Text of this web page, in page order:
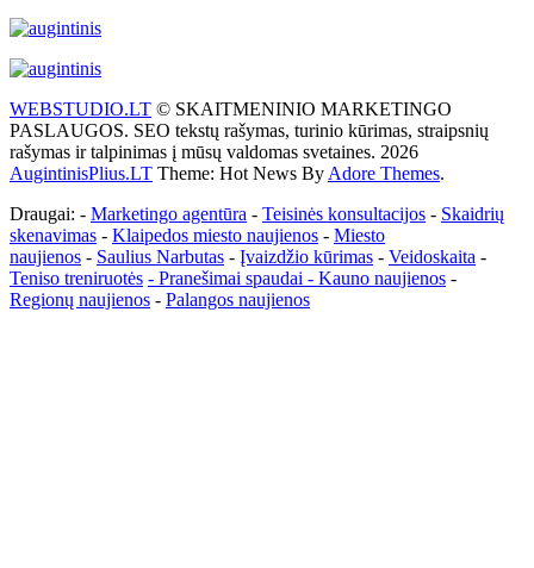
WEBSTUDIO.LT © SKAITMENINIO MARKETINGO
PASLAUGOS. SEO tekstų rašymas, turinio kūrimas, straipsnių
rašymas ir talpinimas į mūsų valdomas svetaines. 2026
AugintinisPlius.LT Theme: Hot News By Adore Themes.
Draugai: - Marketingo agentūra - Teisinės konsultacijos - Skaidrių
skenavimas - Klaipedos miesto naujienos - Miesto
naujienos - Saulius Narbutas - Įvaizdžio kūrimas - Veidoskaita -
Teniso treniruotės - Pranešimai spaudai - Kauno naujienos -
Regionų naujienos - Palangos naujienos